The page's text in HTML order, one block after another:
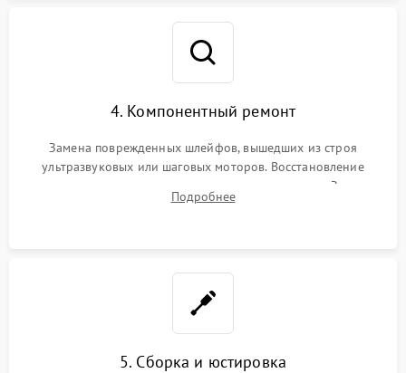
4. Компонентный ремонт
Замена поврежденных шлейфов, вышедших из строя
ультразвуковых или шаговых моторов. Восстановление
геометрии направляющих при заклинивании зума. Замена
неисправного блока диафрагмы, датчиков положения или
Подробнее
5. Сборка и юстировка